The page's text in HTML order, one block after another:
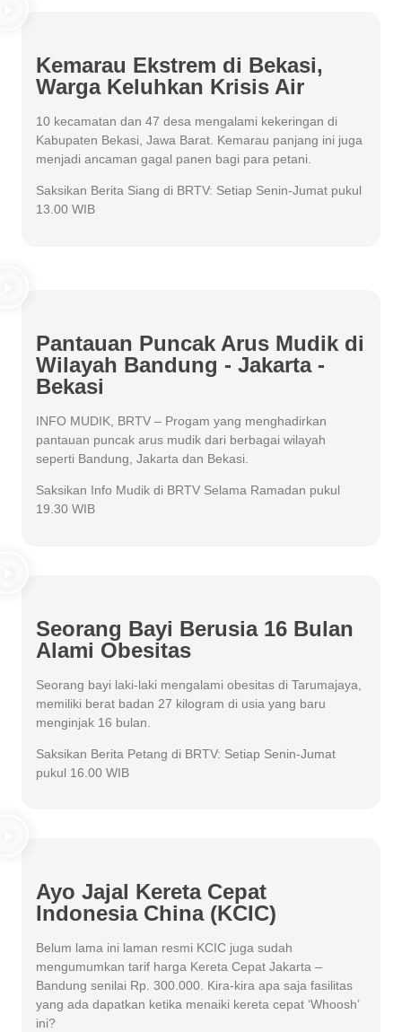
Kemarau Ekstrem di Bekasi,
Warga Keluhkan Krisis Air
10 kecamatan dan 47 desa mengalami kekeringan di
Kabupaten Bekasi, Jawa Barat. Kemarau panjang ini juga
menjadi ancaman gagal panen bagi para petani.
Saksikan Berita Siang di BRTV: Setiap Senin-Jumat pukul
13.00 WIB
Pantauan Puncak Arus Mudik di
Wilayah Bandung - Jakarta -
Bekasi
INFO MUDIK, BRTV – Progam yang menghadirkan
pantauan puncak arus mudik dari berbagai wilayah
seperti Bandung, Jakarta dan Bekasi.
Saksikan Info Mudik di BRTV Selama Ramadan pukul
19.30 WIB
Seorang Bayi Berusia 16 Bulan
Alami Obesitas
Seorang bayi laki-laki mengalami obesitas di Tarumajaya,
memiliki berat badan 27 kilogram di usia yang baru
menginjak 16 bulan.
Saksikan Berita Petang di BRTV: Setiap Senin-Jumat
pukul 16.00 WIB
Ayo Jajal Kereta Cepat
Indonesia China (KCIC)
Belum lama ini laman resmi KCIC juga sudah
mengumumkan tarif harga Kereta Cepat Jakarta –
Bandung senilai Rp. 300.000. Kira-kira apa saja fasilitas
yang ada dapatkan ketika menaiki kereta cepat ‘Whoosh’
ini?